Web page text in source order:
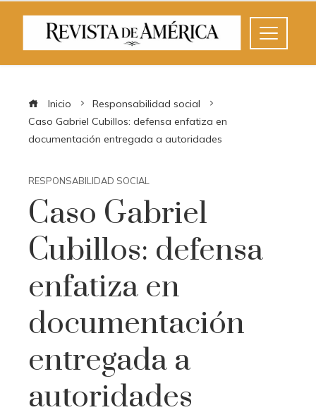
Inicio
Responsabilidad social
Caso Gabriel Cubillos: defensa enfatiza en
documentación entregada a autoridades
RESPONSABILIDAD SOCIAL
Caso Gabriel
Cubillos: defensa
enfatiza en
documentación
entregada a
autoridades